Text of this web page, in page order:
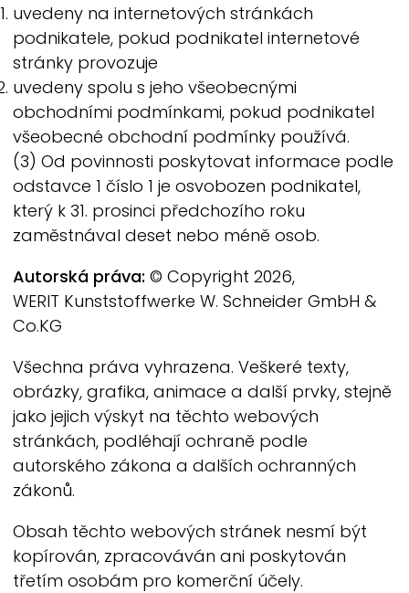
uvedeny na internetových stránkách
podnikatele, pokud podnikatel internetové
stránky provozuje
uvedeny spolu s jeho všeobecnými
obchodními podmínkami, pokud podnikatel
všeobecné obchodní podmínky používá.
(3) Od povinnosti poskytovat informace podle
odstavce 1 číslo 1 je osvobozen podnikatel,
který k 31. prosinci předchozího roku
zaměstnával deset nebo méně osob.
Autorská práva: © Copyright 2026,
WERIT Kunststoffwerke W. Schneider GmbH &
Co.KG
Všechna práva vyhrazena. Veškeré texty,
obrázky, grafika, animace a další prvky, stejně
jako jejich výskyt na těchto webových
stránkách, podléhají ochraně podle
autorského zákona a dalších ochranných
zákonů.
Obsah těchto webových stránek nesmí být
kopírován, zpracováván ani poskytován
třetím osobám pro komerční účely.